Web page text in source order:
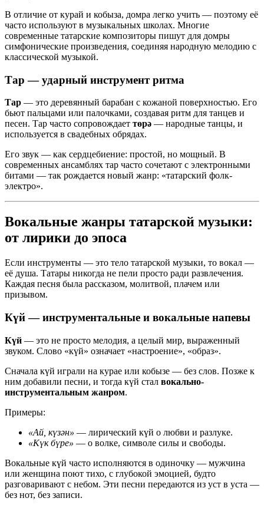
В отличие от курай и кобыза, домра легко учить — поэтому её
часто используют в музыкальных школах. Многие
современные татарские композиторы пишут для домры
симфонические произведения, соединяя народную мелодию с
классической музыкой.
Тар — ударный инструмент ритма
Тар — это деревянный барабан с кожаной поверхностью. Его
бьют пальцами или палочками, создавая ритм для танцев и
песен. Тар часто сопровождает төрә — народные танцы, и
используется в свадебных обрядах.
Его звук — как сердцебиение: простой, но мощный. В
современных ансамблях тар часто сочетают с электронными
битами — так рождается новый жанр: «татарский фолк-
электро».
Вокальные жанры татарской музыки:
от лирики до эпоса
Если инструменты — это тело татарской музыки, то вокал —
её душа. Татары никогда не пели просто ради развлечения.
Каждая песня была рассказом, молитвой, плачем или
призывом.
Күй— инструментальные и вокальные напевы
Күй — это не просто мелодия, а целый мир, выраженный
звуком. Слово «күй» означает «настроение», «образ».
Сначала күй играли на курае или кобызе — без слов. Позже к
ним добавили песни, и тогда күй стал вокально-
инструментальным жанром.
Примеры:
«Ай, күзән» — лирический күй о любви и разлуке.
«Күк бүре» — о волке, символе силы и свободы.
Вокальные күй часто исполняются в одиночку — мужчина
или женщина поют тихо, с глубокой эмоцией, будто
разговаривают с небом. Эти песни передаются из уст в уста —
без нот, без записи.